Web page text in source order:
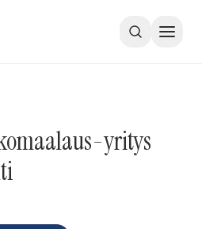
yritys